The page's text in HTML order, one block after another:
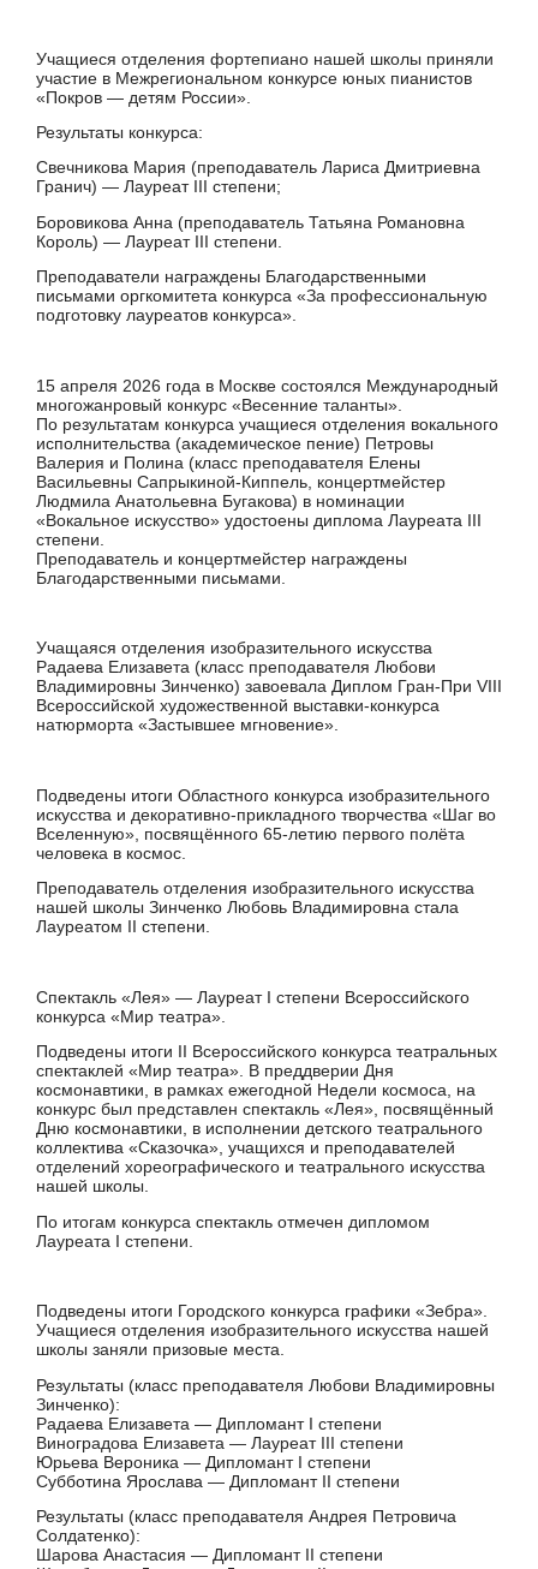
Учащиеся отделения фортепиано нашей школы приняли
участие в Межрегиональном конкурсе юных пианистов
«Покров — детям России».
Результаты конкурса:
Свечникова Мария (преподаватель Лариса Дмитриевна
Гранич) — Лауреат III степени;
Боровикова Анна (преподаватель Татьяна Романовна
Король) — Лауреат III степени.
Преподаватели награждены Благодарственными
письмами оргкомитета конкурса «За профессиональную
подготовку лауреатов конкурса».
15 апреля 2026 года в Москве состоялся Международный
многожанровый конкурс «Весенние таланты».
По результатам конкурса учащиеся отделения вокального
исполнительства (академическое пение) Петровы
Валерия и Полина (класс преподавателя Елены
Васильевны Сапрыкиной-Киппель, концертмейстер
Людмила Анатольевна Бугакова) в номинации
«Вокальное искусство» удостоены диплома Лауреата III
степени.
Преподаватель и концертмейстер награждены
Благодарственными письмами.
Учащаяся отделения изобразительного искусства
Радаева Елизавета (класс преподавателя Любови
Владимировны Зинченко) завоевала Диплом Гран-При VIII
Всероссийской художественной выставки-конкурса
натюрморта «Застывшее мгновение».
Подведены итоги Областного конкурса изобразительного
искусства и декоративно-прикладного творчества «Шаг во
Вселенную», посвящённого 65-летию первого полёта
человека в космос.
Преподаватель отделения изобразительного искусства
нашей школы Зинченко Любовь Владимировна стала
Лауреатом II степени.
Спектакль «Лея» — Лауреат I степени Всероссийского
конкурса «Мир театра».
Подведены итоги II Всероссийского конкурса театральных
спектаклей «Мир театра». В преддверии Дня
космонавтики, в рамках ежегодной Недели космоса, на
конкурс был представлен спектакль «Лея», посвящённый
Дню космонавтики, в исполнении детского театрального
коллектива «Сказочка», учащихся и преподавателей
отделений хореографического и театрального искусства
нашей школы.
По итогам конкурса спектакль отмечен дипломом
Лауреата I степени.
Подведены итоги Городского конкурса графики «Зебра».
Учащиеся отделения изобразительного искусства нашей
школы заняли призовые места.
Результаты (класс преподавателя Любови Владимировны
Зинченко):
Радаева Елизавета — Дипломант I степени
Виноградова Елизавета — Лауреат III степени
Юрьева Вероника — Дипломант I степени
Субботина Ярослава — Дипломант II степени
Результаты (класс преподавателя Андрея Петровича
Солдатенко):
Шарова Анастасия — Дипломант II степени